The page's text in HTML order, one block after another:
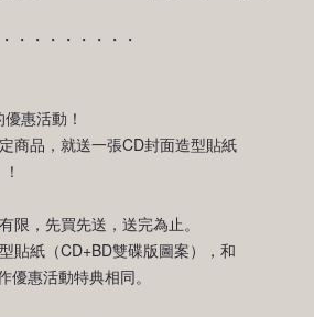
・・・・・・・・
惠活動！
商品，就送一張CD封面造型貼紙
限，先買先送，送完為止。
貼紙（CD+BD雙碟版圖案），和
優惠活動特典相同。